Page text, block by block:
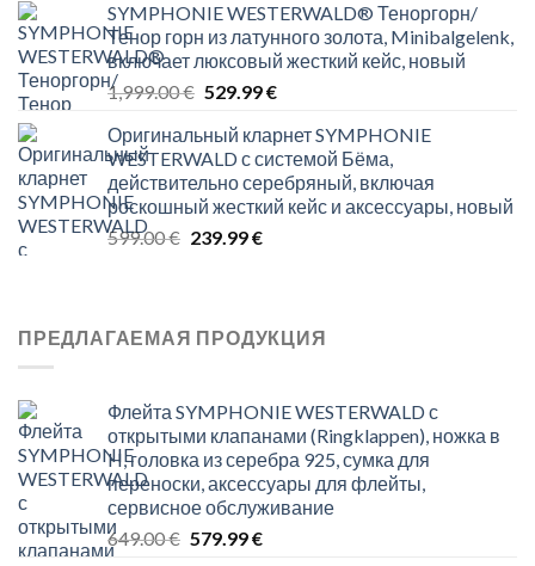
was:
1,699.00 €.
is:
449.99 €.
SYMPHONIE WESTERWALD® Теноргорн/
Тенор горн из латунного золота, Minibalgelenk,
включает люксовый жесткий кейс, новый
1,999.00€ Original
was:
1,999.00 €.
529.99€Current
is:
529.99 €.
Оригинальный кларнет SYMPHONIE
WESTERWALD с системой Бёма,
действительно серебряный, включая
роскошный жесткий кейс и аксессуары, новый
599.00€ Original
239.99€Current
ПРЕДЛАГАЕМАЯ ПРОДУКЦИЯ
Флейта SYMPHONIE WESTERWALD с
открытыми клапанами (Ringklappen), ножка в
H, головка из серебра 925, сумка для
переноски, аксессуары для флейты,
сервисное обслуживание
649.00€ Original
579.99€Current